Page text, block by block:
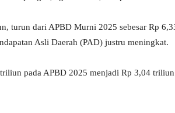
turun dari APBD Murni 2025 sebesar Rp
Asli Daerah (PAD) justru meningkat.
pada APBD 2025 menjadi Rp 3,04